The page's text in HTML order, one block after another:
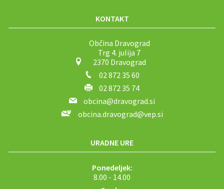
KONTAKT
Občina Dravograd
Trg 4. julija 7
2370 Dravograd
02 872 35 60
02 872 35 74
obcina@dravograd.si
obcina.dravograd@vep.si
URADNE URE
Ponedeljek:
8.00 - 14.00